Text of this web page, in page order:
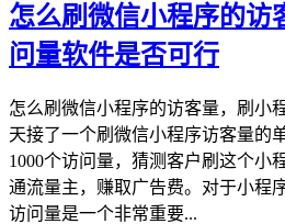
怎么刷微信小程序的访
问量软件是否可行
怎么刷微信小程序的访客量，刷小
天接了一个刷微信小程序访客量的
1000个访问量，猜测客户刷这个小
通流量主，赚取广告费。对于小程
访问量是一个非常重要...